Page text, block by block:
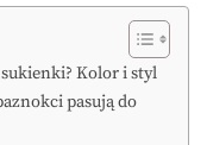
Kolor i styl
pasują do